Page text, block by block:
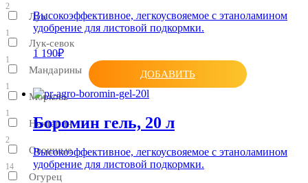
2
Лук
1
Лук-севок
1
Мандарины
1
Морковь
1
Нектарин
2
Овощные
14
Огурец
Высокоэффективное, легкоусвояемое с этаноламином
удобрение для листовой подкормки.
1 190₽
ДОБАВИТЬ
Боромин гель, 20 л
Высокоэффективное, легкоусвояемое с этаноламином
удобрение для листовой подкормки.